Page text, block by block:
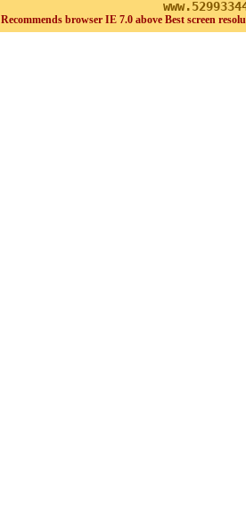
Recommends browser IE 7.0 above Best screen